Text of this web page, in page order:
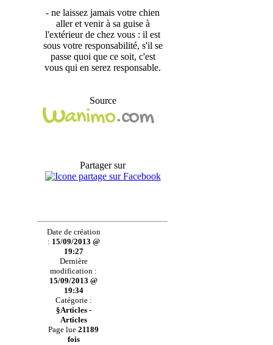
- ne laissez jamais votre chien
aller et venir à sa guise à
l'extérieur de chez vous : il est
sous votre responsabilité, s'il se
passe quoi que ce soit, c'est
vous qui en serez responsable.
Source
Partager sur
Date de création
: 15/09/2013 @
19:27
Dernière
modification :
15/09/2013 @
19:34
Catégorie :
§Articles -
Articles
Page lue21189
fois